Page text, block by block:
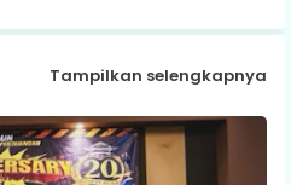
Tampilkan selengkapnya